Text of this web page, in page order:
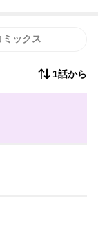
ミックス
1話から